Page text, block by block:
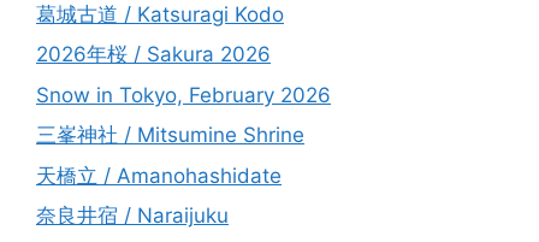
葛城古道 / Katsuragi Kodo
2026年桜 / Sakura 2026
Snow in Tokyo, February 2026
三峯神社 / Mitsumine Shrine
天橋立 / Amanohashidate
奈良井宿 / Naraijuku